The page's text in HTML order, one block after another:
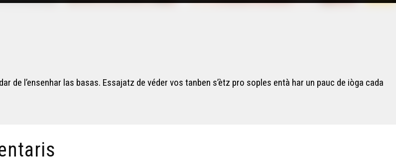
Espòrts d'Aqui - Lo rugbí
de l’ensenhar las basas. Essajatz de véder vos tanben s’ètz pro soples entà har un pauc de iòga cada